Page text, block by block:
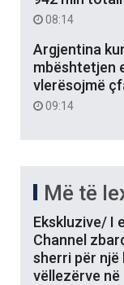
08:14
Argjentina
mbështetjen
vlerësojmë
09:14
Më të
Ekskluzive/ I
Channel
sherri për
vëllezërve në